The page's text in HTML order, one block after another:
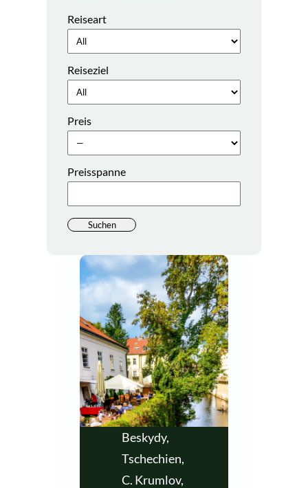
Reiseart
Reiseziel
Preis
Preisspanne
Beskydy,
Tschechien,
C. Krumlov,